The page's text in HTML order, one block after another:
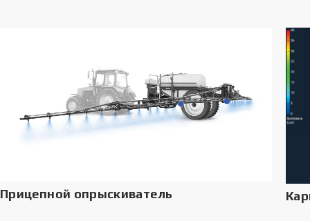
Прицепной опрыскиватель